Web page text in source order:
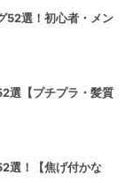
52選！初心者・メン
選【プチプラ・髪質
選！【焦げ付かな